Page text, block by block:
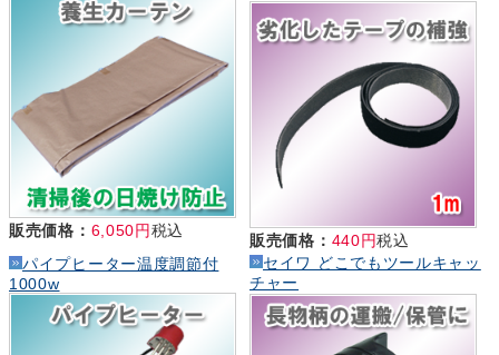
販売価格： 6,050円税込
販売価格： 440円税込
パイプヒーター温度調節付
1000w
セイワ どこでもツールキャッ
チャー